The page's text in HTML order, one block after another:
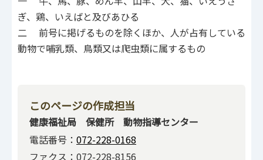
ぎ、鶏、いえばと及びあひる
二 前号に掲げるものを除くほか、人が占有している
動物で哺乳類、鳥類又は爬虫類に属するもの
このページの作成担当
健康福祉局 保健所 動物指導センター
電話番号： 072-228-0168
ファクス：072-228-8156